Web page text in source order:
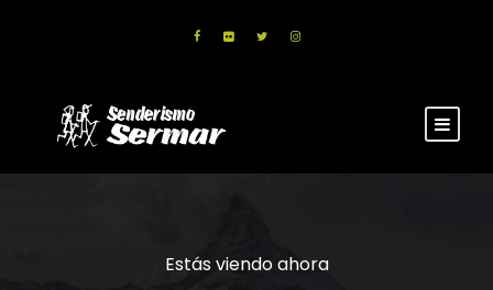
Estás viendo ahora